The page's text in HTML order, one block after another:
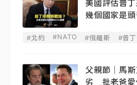
美國評估普
幾個國家是
#北約 #NATO #俄羅斯 #普丁
父親節｜馬
劣 批老爸愛